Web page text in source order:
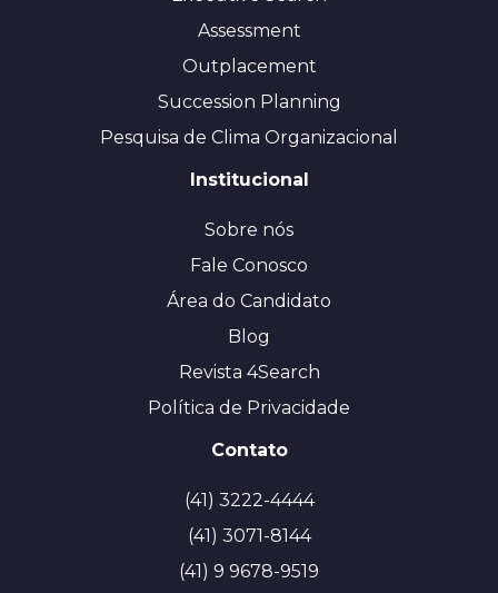
Assessment
Outplacement
Succession Planning
Pesquisa de Clima Organizacional
Institucional
Sobre nós
Fale Conosco
Área do Candidato
Blog
Revista 4Search
Política de Privacidade
Contato
(41) 3222-4444
(41) 3071-8144
(41) 9 9678-9519